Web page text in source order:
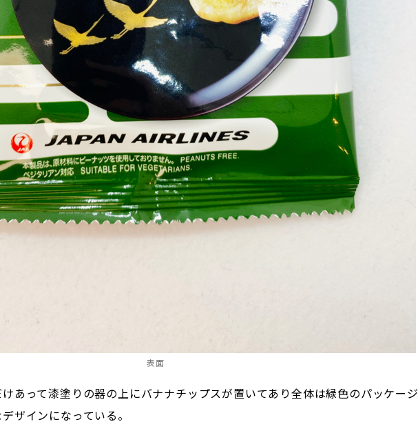
表面
あって漆塗りの器の上にバナナチップスが置いてあり全体は緑色のパッケージ
ザインになっている。